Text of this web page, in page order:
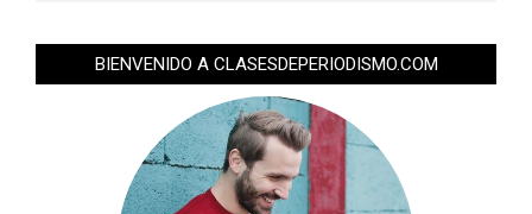
BIENVENIDO A CLASESDEPERIODISMO.COM